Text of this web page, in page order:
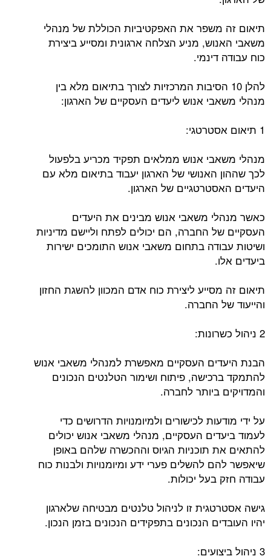
תיאום זה משפר את האפקטיביות הכוללת של מנהלי
משאבי האנוש, מניע הצלחה ארגונית ומסייע ביצירת
כוח עבודה דינמי.
להלן 10 הסיבות המרכזיות לצורך בתיאום מלא בין
מנהלי משאבי אנוש ליעדים העסקיים של הארגון:
1 תיאום אסטרטגי:
מנהלי משאבי אנוש ממלאים תפקיד מכריע בלפעול
לכך שההון האנושי של הארגון יעבוד בתיאום מלא עם
היעדים האסטרטגיים של הארגון.
כאשר מנהלי משאבי אנוש מבינים את היעדים
העסקיים של החברה, הם יכולים לפתח וליישם מדיניות
ושיטות עבודה בתחום משאבי אנוש התומכים ישירות
ביעדים אלו.
תיאום זה מסייע ליצירת כוח אדם המכוון להשגת החזון
והייעוד של החברה.
2 ניהול כשרונות:
הבנת היעדים העסקיים מאפשרת למנהלי משאבי אנוש
להתמקד ברכישה, פיתוח ושימור הטלנטים הנכונים
והמדויקים ביותר לחברה.
על ידי מודעות לכישורים ולמיומנויות הדרושים כדי
לעמוד ביעדים העסקיים, מנהלי משאבי אנוש יכולים
להתאים את תוכניות הגיוס וההכשרה שלהם באופן
שיאפשר להם להשלים פערי ידע ומיומנויות ולבנות כוח
עבודה חזק בעל יכולות.
גישה אסטרטגית זו לניהול טלנטים מבטיחה שלארגון
יהיו העובדים הנכונים בתפקידים הנכונים בזמן הנכון.
3 ניהול ביצועים: